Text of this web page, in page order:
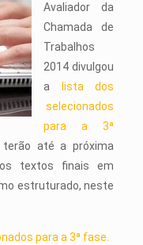
Avaliador da
Chamada de
Trabalhos
2014 divulgou
a lista dos
selecionados
para a 3ª
até a próxima
textos finais em
estruturado, neste
para a 3ª fase.